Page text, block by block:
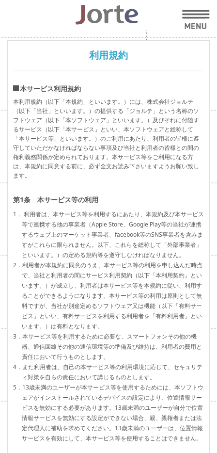
利用規約
本サービス利用規約
本利用規約（以下「本規約」といいます。）には、株式会社ジョルテ
（以下「当社」といいます。）の提供する「ジョルテ」という名称のソ
フトウェア（以下「本ソフトウェア」といいます。）及びそれに付随す
るサービス（以下「本サービス」といい、本ソフトウェアと総称して
「本サービス等」といいます。）のご利用にあたり、利用者の皆様に遵
守していただかなければならない事項及び当社と利用者の皆様との間の
権利義務関係が定められております。本サービス等をご利用になる方
は、本規約に同意する前に、必ず全文お読み下さいますようお願い致し
ます。
第1条 本サービス等の利用
1． 利用者は、本サービス等を利用するにあたり、本規約及び本サービス
等で連携する他の事業者（Apple Store、Google Play等の当社が連携
するウェブ上のマーケット事業者、facebook等のSNS事業者を含みま
すがこれらに限られません。以下、これらを総称して「外部事業者」
といいます。）の定める規約等を遵守しなければなりません。
2．利用者が本規約に同意のうえ、本サービス等の利用を申し込んだ時点
で、当社と利用者の間にサービス利用契約（以下「本利用契約」とい
います。）が成立し、利用者は本サービス等を本規約に従い、利用す
ることができるようになります。本サービス等の利用は原則として無
料ですが、当社が別途定めるソフトウェア又は機能（以下「有料サー
ビス」といい、有料サービスを利用する利用者を「有料利用者」とい
います。）は有料となります。
3．本サービス等を利用するために必要な、スマートフォンその他の機
器、通信回線その他の通信環境等の準備及び維持は、利用者の費用と
責任において行うものとします。
4．また利用者は、自己の本サービス等の利用環境に応じて、セキュリテ
ィ対策を自らの責任において講じるものとします。
5．13歳未満のユーザーが本サービス等を使用するためには、本ソフトウ
ェアがインストールされているデバイスの設定により、位置情報サー
ビスを無効にする必要があります。13歳未満のユーザーが自分で位置
情報サービスを無効にする設定ができない場合、親、親権者または法
定代理人に補助を求めてください。13歳未満のユーザーは、位置情報
サービスを有効にして、本サービス等を使用することはできません。